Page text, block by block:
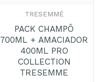
TRESEMMÉ
PACK CHAMPÔ
700ML + AMACIADOR
400ML PRO
COLLECTION
TRESEMME